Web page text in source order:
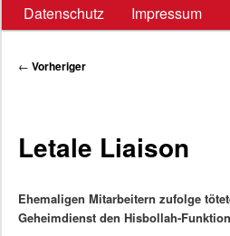
Datenschutz
Impressum
Beitragsnavigation
← Vorheriger
Letale Liaison
Ehemaligen Mitarbeitern zufolge
Geheimdienst den Hisbollah-